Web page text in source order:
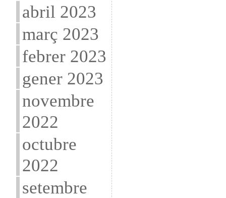
abril 2023
març 2023
febrer 2023
gener 2023
novembre
2022
octubre
2022
setembre